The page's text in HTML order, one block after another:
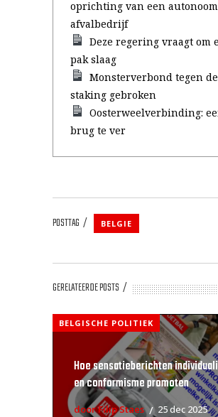
oprichting van een autonoom
afvalbedrijf
Deze regering vraagt om
pak slaag
Monsterverbond tegen de
staking gebroken
Oosterweelverbinding:
brug te ver
POSTTAG BELGIE
GERELATEERDE POSTS
BELGISCHE POLITIEK
Hoe sensatieberichten
en conformisme promoten
door Filip Staes 25 dec 2025